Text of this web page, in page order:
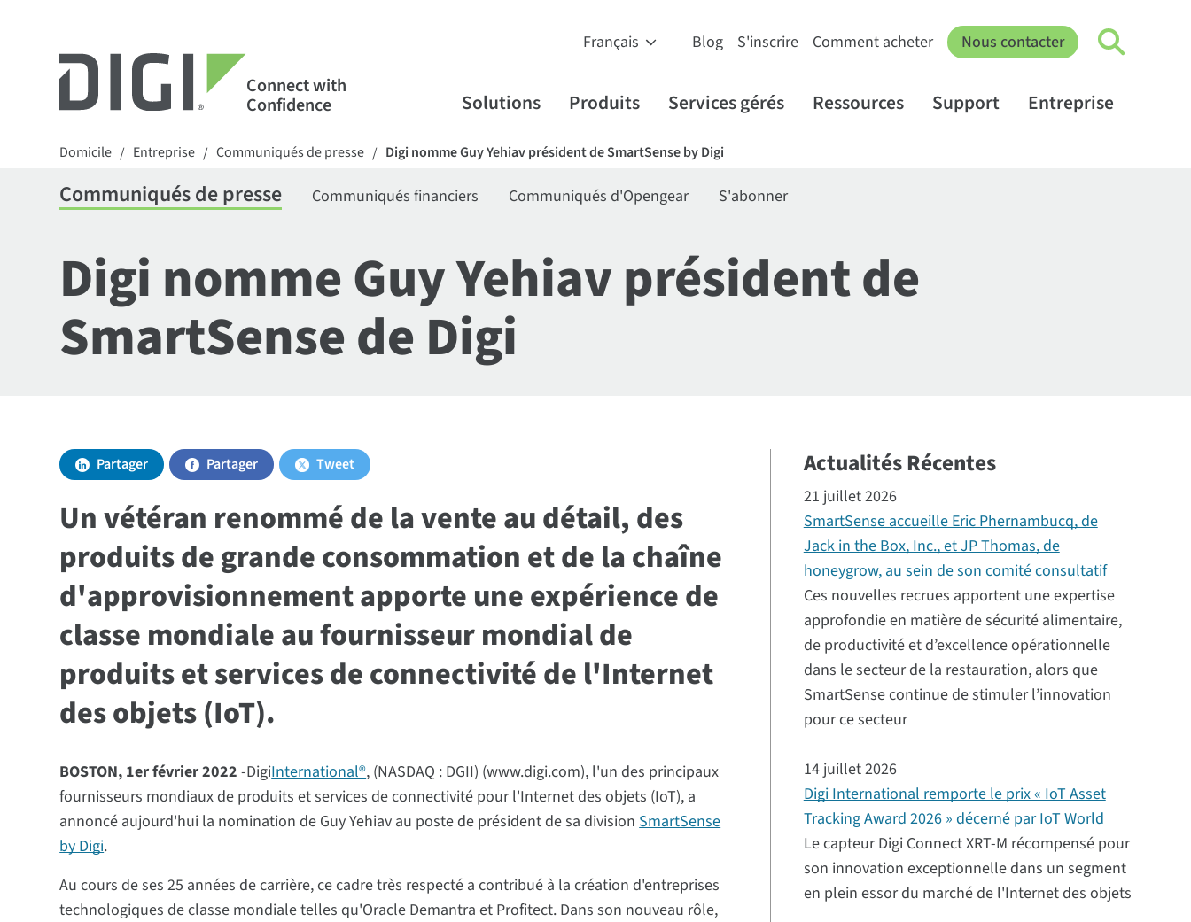
Connect with
Confidence
Blog S'inscrire Comment acheter Nous contacter
Solutions Produits Services gérés Ressources Support Entreprise
Domicile / Entreprise / Communiqués de presse / Digi nomme Guy Yehiav président de SmartSense by Digi
Communiqués de presse Communiqués financiers Communiqués d'Opengear S'abonner
Digi nomme Guy Yehiav président de
SmartSense de Digi
Partager Partager Tweet
Un vétéran renommé de la vente au détail, des
produits de grande consommation et de la chaîne
d'approvisionnement apporte une expérience de
classe mondiale au fournisseur mondial de
produits et services de connectivité de l'Internet
des objets (IoT).
BOSTON, 1er février 2022 -DigiInternational®, (NASDAQ : DGII) (www.digi.com), l'un des principaux
fournisseurs mondiaux de produits et services de connectivité pour l'Internet des objets (IoT), a
annoncé aujourd'hui la nomination de Guy Yehiav au poste de président de sa divisionSmartSense
by Digi.
Au cours de ses 25 années de carrière, ce cadre très respecté a contribué à la création d'entreprises
technologiques de classe mondiale telles qu'Oracle Demantra et Profitect. Dans son nouveau rôle,
Actualités Récentes
21 juillet 2026
SmartSense accueille Eric Phernambucq, de
Jack in the Box, Inc., et JP Thomas, de
honeygrow, au sein de son comité consultatif
Ces nouvelles recrues apportent une expertise
approfondie en matière de sécurité alimentaire,
de productivité et d’excellence opérationnelle
dans le secteur de la restauration, alors que
SmartSense continue de stimuler l’innovation
pour ce secteur
14 juillet 2026
Digi International remporte le prix « IoT Asset
Tracking Award 2026 » décerné par IoT World
Le capteur Digi Connect XRT-M récompensé pour
son innovation exceptionnelle dans un segment
en plein essor du marché de l'Internet des objets